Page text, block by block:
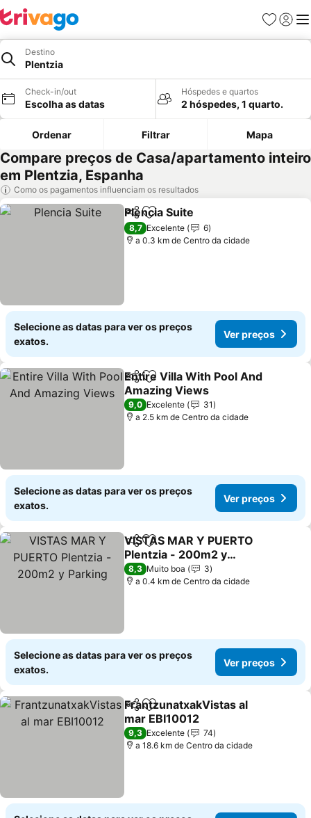
Favoritos
Iniciar
Destino
Plentzia
Check-in/out
Escolha as datas
Hóspedes e quartos
2 hóspedes, 1 quarto.
Ordenar Filtrar Mapa
Compare preços de Casa/apartamento inteiro
em Plentzia, Espanha
Como os pagamentos influenciam os resultados
PartilharAdicionar aos favoritos
Plencia Suite
8,7 Excelente
6
a 0.3 km de Centro da cidade
Selecione as datas para ver os preços
exatos.
Ver preços
PartilharAdicionar aos favoritos
Entire Villa With Pool And
Amazing Views
9,0 Excelente
31
a 2.5 km de Centro da cidade
Selecione as datas para ver os preços
exatos.
Ver preços
PartilharAdicionar aos favoritos
VISTAS MAR Y PUERTO
Plentzia - 200m2 y
Parking
8,3 Muito boa
3
a 0.4 km de Centro da cidade
Selecione as datas para ver os preços
exatos.
Ver preços
PartilharAdicionar aos favoritos
FrantzunatxakVistas al
mar EBI10012
9,3 Excelente
74
a 18.6 km de Centro da cidade